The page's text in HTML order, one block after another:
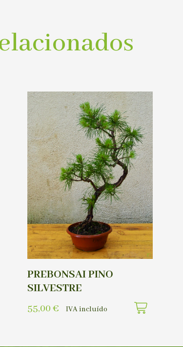
PREBONSAI PINO
SILVESTRE
55,00 € IVA incluído